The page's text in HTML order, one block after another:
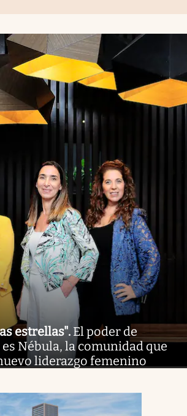
estrellas". El poder de
Nébula, la comunidad que
liderazgo femenino